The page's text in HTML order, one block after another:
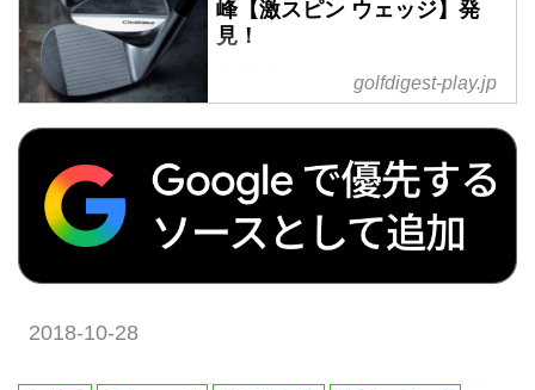
峰【激スピン ウェッジ】発
見！
RIGRO(リグロ)フォージド ウェッ
ジは、溝規制ルールの限界に肉薄
した激スピンを生むウェッジ！そ
の秘密はコチラ
golfdigest-play.jp
2018-10-28